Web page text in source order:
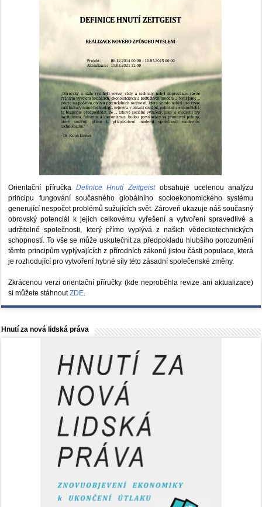
Orientační příručka Definice Hnutí Zeitgeistobsahuje ucelenou analýzu
principu fungování současného globálního socioekonomického systému
generující nespočet problémů sužujících svět. Zároveň ukazuje náš současný
obrovský potenciál k jejich celkovému vyřešení a vytvoření spravedlivé a
udržitelné společnosti, který přímo vyplývá z našich vědeckotechnických
schopností. To vše se může uskutečnit za předpokladu hlubšího porozumění
těmto principům vyplývajících z přírodních zákonů jistou části populace, která
je rozhodující pro vytvoření hybné síly této zásadní společenské změny.
Zkrácenou verzi orientační příručky (kde neproběhla revize ani aktualizace)
si můžete stáhnoutZDE.
Hnutí za nová lidská práva